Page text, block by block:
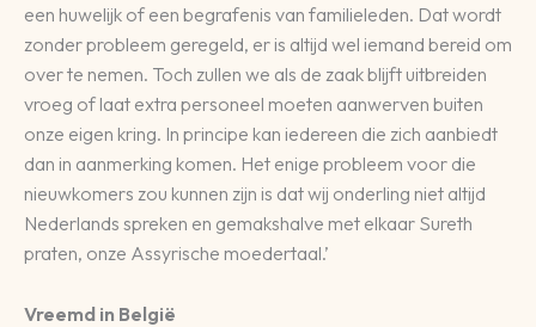
een huwelijk of een begrafenis van familieleden. Dat wordt
zonder probleem geregeld, er is altijd wel iemand bereid om
over te nemen. Toch zullen we als de zaak blijft uitbreiden
vroeg of laat extra personeel moeten aanwerven buiten
onze eigen kring. In principe kan iedereen die zich aanbiedt
dan in aanmerking komen. Het enige probleem voor die
nieuwkomers zou kunnen zijn is dat wij onderling niet altijd
Nederlands spreken en gemakshalve met elkaar Sureth
praten, onze Assyrische moedertaal.’
Vreemd in België